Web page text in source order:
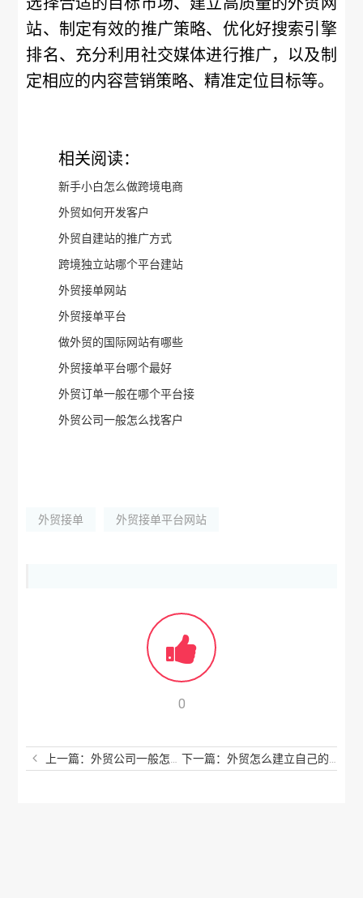
站、制定有效的推广策略、优化好搜索引擎
排名、充分利用社交媒体进行推广，以及制
定相应的内容营销策略、精准定位目标等。
相关阅读：
新手小白怎么做跨境电商
外贸如何开发客户
外贸自建站的推广方式
跨境独立站哪个平台建站
外贸接单网站
外贸接单平台
做外贸的国际网站有哪些
外贸接单平台哪个最好
外贸订单一般在哪个平台接
外贸公司一般怎么找客户
外贸接单 外贸接单平台网站
0
上一篇：外贸公司一般怎么找客户？自己在家怎么做跨境电商？